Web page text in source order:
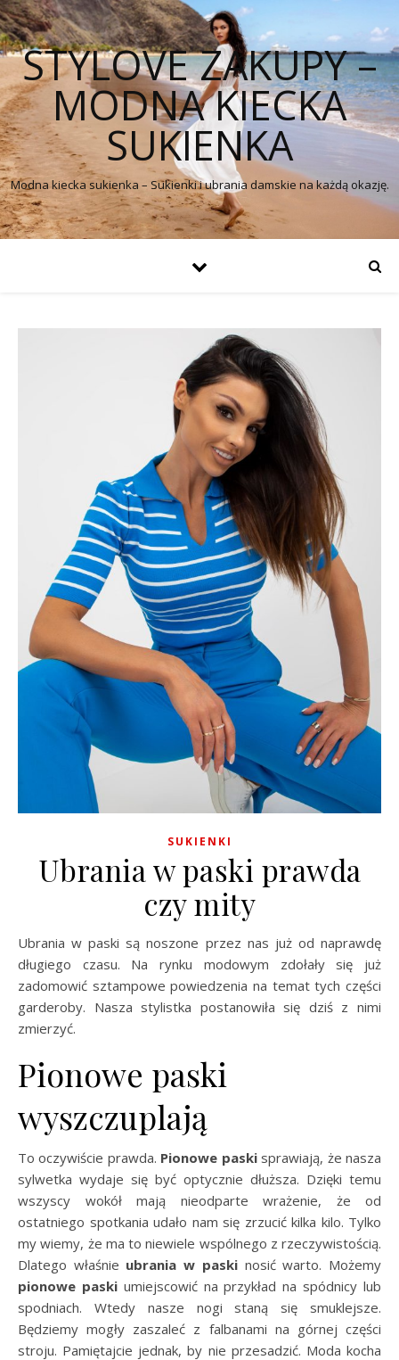
STYLOVE ZAKUPY –
MODNA KIECKA
SUKIENKA
Modna kiecka sukienka – Sukienki i ubrania damskie na każdą okazję.
SUKIENKI
Ubrania w paski prawda
czy mity
Ubrania w paski są noszone przez nas już od naprawdę
długiego czasu. Na rynku modowym zdołały się już
zadomowić sztampowe powiedzenia na temat tych części
garderoby. Nasza stylistka postanowiła się dziś z nimi
zmierzyć.
Pionowe paski
wyszczuplają
To oczywiście prawda. Pionowe paskisprawiają, że nasza
sylwetka wydaje się być optycznie dłuższa. Dzięki temu
wszyscy wokół mają nieodparte wrażenie, że od
ostatniego spotkania udało nam się zrzucić kilka kilo. Tylko
my wiemy, że ma to niewiele wspólnego z rzeczywistością.
Dlatego właśnie ubrania w paskinosić warto. Możemy
pionowe paskiumiejscowić na przykład na spódnicy lub
spodniach. Wtedy nasze nogi staną się smuklejsze.
Będziemy mogły zaszaleć z falbanami na górnej części
stroju. Pamiętajcie jednak, by nie przesadzić. Moda kocha